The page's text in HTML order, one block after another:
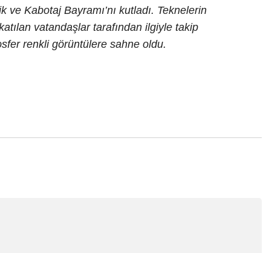
Kabotaj Bayramı’nı kutladı. Teknelerin
vatandaşlar tarafından ilgiyle takip
renkli görüntülere sahne oldu.